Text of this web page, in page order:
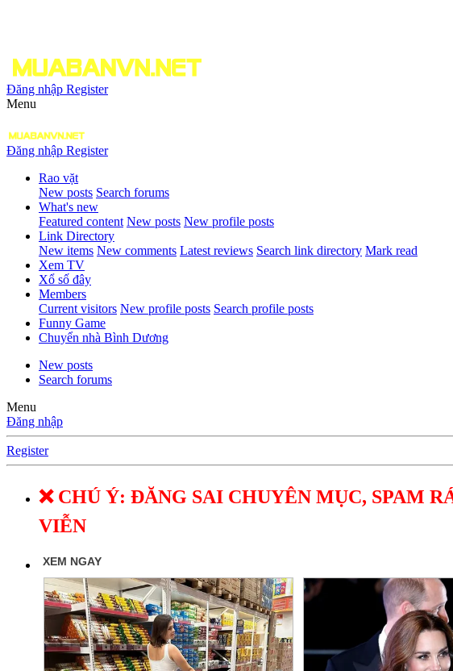
Đăng nhập Register
Menu
Đăng nhập Register
Rao vặt
New posts Search forums
What's new
Featured content New posts New profile posts
Link Directory
New items New comments Latest reviews Search link directory Mark read
Xem TV
Xổ số đây
Members
Current visitors New profile posts Search profile posts
Funny Game
Chuyển nhà Bình Dương
New posts
Search forums
Menu
Đăng nhập
Register
❌ CHÚ Ý: ĐĂNG SAI CHUYÊN MỤC, SPAM
VIỄN